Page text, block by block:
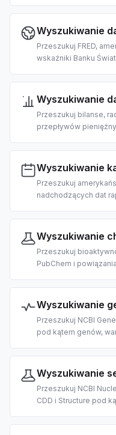
zagrożeniach i
Wyszukiwanie
Przeszukuj FRED,
wskaźniki Banku
rynku pracy.
pomocą AI.
Wyszukiwanie
Przeszukuj bilanse,
przepływów
fundamentalnej i due
Wyszukiwanie
Przeszukuj
nadchodzących dat
handlu
Wyszukiwanie
Przeszukuj
PubChem i
biomedycznych z
Wyszukiwanie
Przeszukuj NCBI
pod kątem genów,
na AI.
Wyszukiwanie
Przeszukuj NCBI
CDD i Structure pod